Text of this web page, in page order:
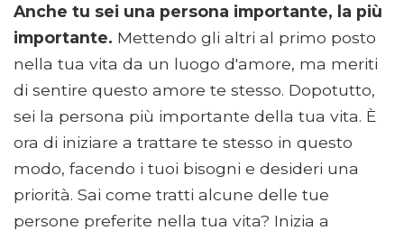
Anche tu sei una persona importante, la più
importante. Mettendo gli altri al primo posto
nella tua vita da un luogo d'amore, ma meriti
di sentire questo amore te stesso. Dopotutto,
sei la persona più importante della tua vita. È
ora di iniziare a trattare te stesso in questo
modo, facendo i tuoi bisogni e desideri una
priorità. Sai come tratti alcune delle tue
persone preferite nella tua vita? Inizia a